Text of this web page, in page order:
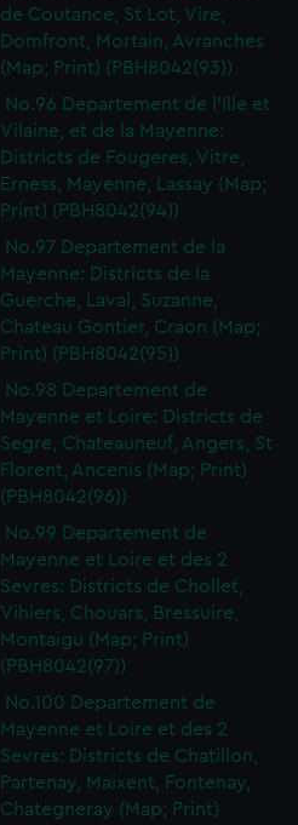
de Coutance, St Lot, Vire,
Domfront, Mortain, Avranches
(Map; Print) (PBH8042(93))
No.96 Departement de l'Ille et
Vilaine, et de la Mayenne:
Districts de Fougeres, Vitre,
Erness, Mayenne, Lassay (Map;
Print) (PBH8042(94))
No.97 Departement de la
Mayenne: Districts de la
Guerche, Laval, Suzanne,
Chateau Gontier, Craon (Map;
Print) (PBH8042(95))
No.98 Departement de
Mayenne et Loire: Districts de
Segre, Chateauneuf, Angers, St
Florent, Ancenis (Map; Print)
(PBH8042(96))
No.99 Departement de
Mayenne et Loire et des 2
Sevres: Districts de Chollet,
Vihiers, Chouars, Bressuire,
Montaigu (Map; Print)
(PBH8042(97))
No.100 Departement de
Mayenne et Loire et des 2
Sevres: Districts de Chatillon,
Partenay, Maixent, Fontenay,
Chategneray (Map; Print)